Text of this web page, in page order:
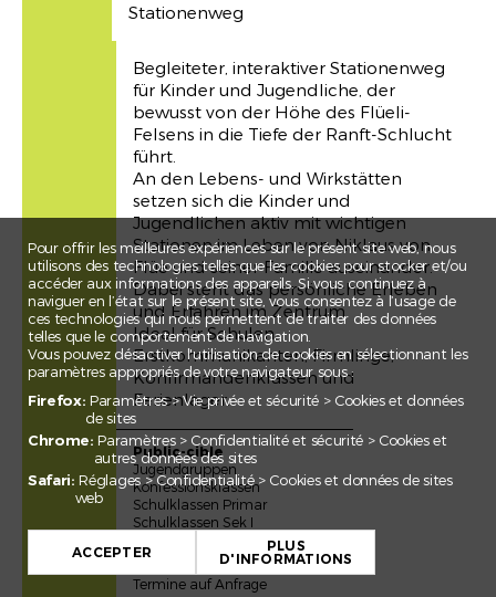
+
Drucken
Stationenweg
Begleiteter, interaktiver Stationenweg
für Kinder und Jugendliche, der
bewusst von der Höhe des Flüeli-
Felsens in die Tiefe der Ranft-Schlucht
führt.
An den Lebens- und Wirkstätten
setzen sich die Kinder und
Jugendlichen aktiv mit wichtigen
Stationen im Leben von Niklaus von
Flüe und seiner Familie auseinander.
Dabei steht das persönliche Erleben
und Erfahren im Zentrum.
Ideal für Schulen,
Erstkommunikanten, Firmlinge,
Konfirmandenklassen und
Ferienlager.
Public-cible
Jugendgruppen
Konfessionsklassen
Schulklassen Primar
Schulklassen Sek I
Termine auf Anfrage
Pour offrir les meilleures expériences sur le présent site web, nous
utilisons des technologies telles que les cookies pour stocker et/ou
accéder aux informations des appareils. Si vous continuez à
naviguer en l’état sur le présent site, vous consentez à l’usage de
ces technologies qui nous permettent de traiter des données
telles que le comportement de navigation.
Vous pouvez désactiver l'utilisation de cookies en sélectionnant les
paramètres appropriés de votre navigateur sous :
Firefox: Paramètres > Vie privée et sécurité > Cookies et données
de sites
Chrome: Paramètres > Confidentialité et sécurité > Cookies et
autres données des sites
Safari: Réglages > Confidentialité > Cookies et données de sites
web
ACCEPTER PLUS
D'INFORMATIONS